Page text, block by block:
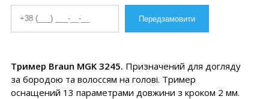
Тример Braun MGK 3245. Призначений для догляду
за бородою та волоссям на голові. Тример
оснащений 13 параметрами довжини з кроком 2 мм.